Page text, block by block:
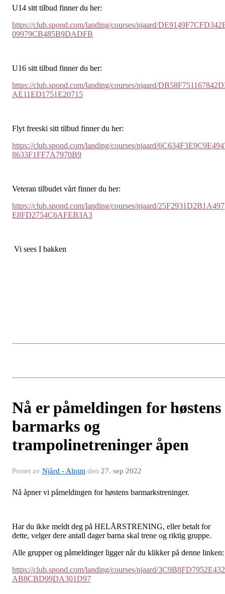
U14 sitt tilbud finner du her:
https://club.spond.com/landing/courses/njaard/
09979CB485B9DADFB
U16 sitt tilbud finner du her:
https://club.spond.com/landing/courses/njaard/
AE11ED1751E20715
Flyt freeski sitt tilbud finner du her:
https://club.spond.com/landing/courses/njaard/
8633F1FF7A7970B9
Veteran tilbudet vårt finner du her:
https://club.spond.com/landing/courses/njaard/25F2931D2B1A497
E8FD2754C6AFEB3A3
Vi sees I bakken
Nå er påmeldingen for høstens
barmarks og
trampolinetreninger åpen
Postet av Njård - Alpint den 27. sep 2022
Nå åpner vi påmeldingen for høstens barmarkstreninger.
Har du ikke meldt deg på HELÅRSTRENING, eller betalt for
dette, velger dere antall dager barna skal trene og riktig gruppe.
Alle grupper og påmeldinger ligger når du klikker på denne linken:
https://club.spond.com/landing/courses/njaard/
AB8CBD99DA301D97